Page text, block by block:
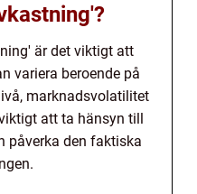
är det viktigt att
variera beroende på
marknadsvolatilitet
att ta hänsyn till
påverka den faktiska